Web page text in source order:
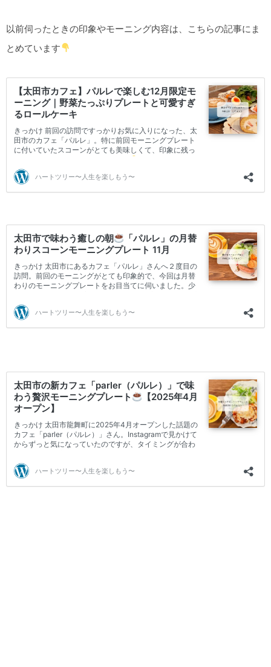
以前伺ったときの印象やモーニング内容は、こちらの記事にま
とめています